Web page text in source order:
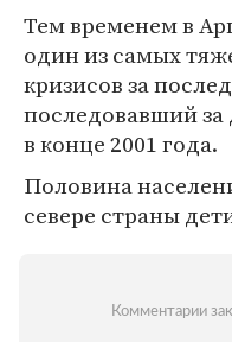
Тем временем в
один из самых
кризисов за
последовавший
в конце 2001 года.
Половина
севере страны
Комментарии